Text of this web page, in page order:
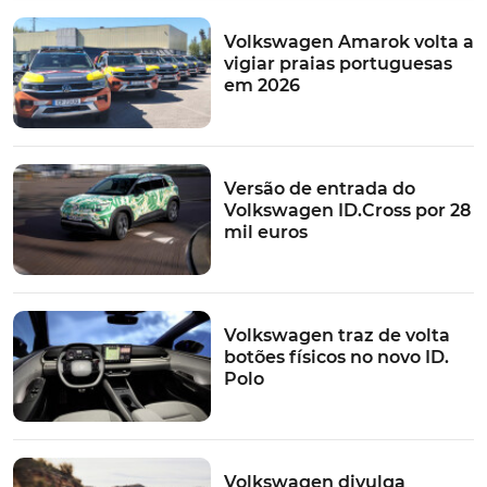
os limites propostos nessa futura legislação.
TÓPICOS:
volkswagenLegislação EmissõesPolémica
adiamento
Volkswagen Amarok volta a
vigiar praias portuguesas
em 2026
Versão de entrada do
Volkswagen ID.Cross por 28
mil euros
Volkswagen traz de volta
botões físicos no novo ID.
Polo
Volkswagen divulga